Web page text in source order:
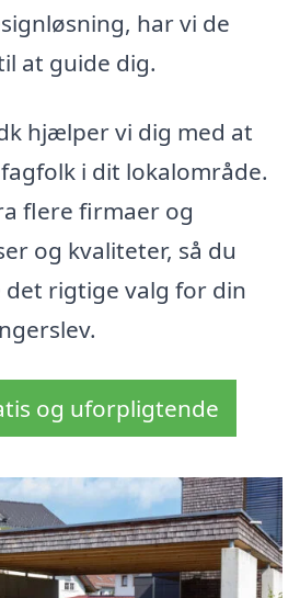
har vi de
at guide dig.
hjælper vi dig med at
i dit lokalområde.
flere firmaer og
og kvaliteter, så du
rigtige valg for din
og uforpligtende